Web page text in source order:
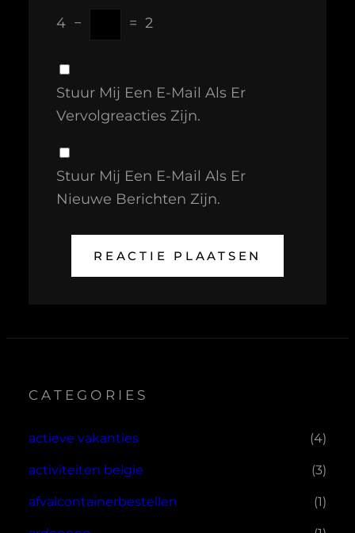
4 − = 2
Stuur Mij Een E-Mail Als Er
Vervolgreacties Zijn.
Stuur Mij Een E-Mail Als Er
Nieuwe Berichten Zijn.
CATEGORIES
actieve vakanties (4)
activiteiten belgie (3)
afvalcontainerbestellen (1)